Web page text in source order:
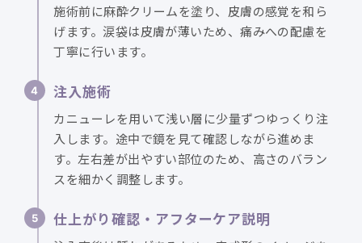
施術前に麻酔クリームを塗り、皮膚の感覚を和ら
げます。涙袋は皮膚が薄いため、痛みへの配慮を
丁寧に行います。
注入施術
カニューレを用いて浅い層に少量ずつゆっくり注
入します。途中で鏡を見て確認しながら進めま
す。左右差が出やすい部位のため、高さのバラン
スを細かく調整します。
仕上がり確認・アフターケア説明